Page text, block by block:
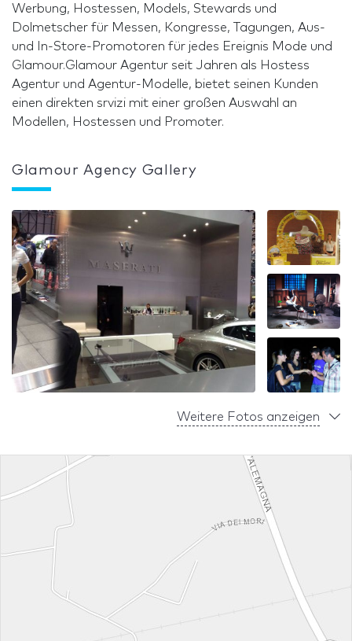
Werbung, Hostessen, Models, Stewards und
Dolmetscher für Messen, Kongresse, Tagungen, Aus-
und In-Store-Promotoren für jedes Ereignis Mode und
Glamour.Glamour Agentur seit Jahren als Hostess
Agentur und Agentur-Modelle, bietet seinen Kunden
einen direkten srvizi mit einer großen Auswahl an
Modellen, Hostessen und Promoter.
Glamour Agency Gallery
Weitere Fotos anzeigen